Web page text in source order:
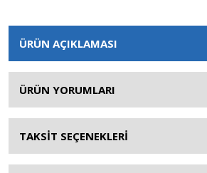
ÜRÜN AÇIKLAMASI
ÜRÜN YORUMLARI
TAKSİT SEÇENEKLERİ